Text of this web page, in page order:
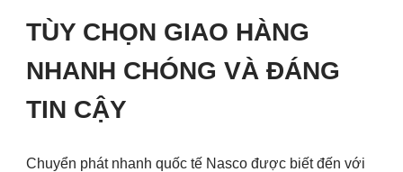
TÙY CHỌN GIAO HÀNG
NHANH CHÓNG VÀ ĐÁNG
TIN CẬY
Chuyển phát nhanh quốc tế Nasco được biết đến với